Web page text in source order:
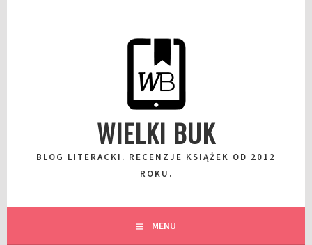
WIELKI BUK
BLOG LITERACKI. RECENZJE KSIĄŻEK OD 2012
ROKU.
MENU